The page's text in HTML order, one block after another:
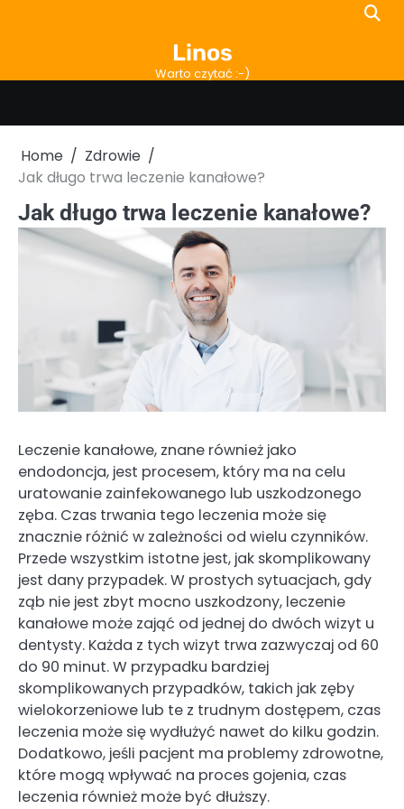
Linos
Warto czytać :-)
Home
Zdrowie
Jak długo trwa leczenie kanałowe?
Jak długo trwa leczenie kanałowe?
Leczenie kanałowe, znane również jako
endodoncja, jest procesem, który ma na celu
uratowanie zainfekowanego lub uszkodzonego
zęba. Czas trwania tego leczenia może się
znacznie różnić w zależności od wielu czynników.
Przede wszystkim istotne jest, jak skomplikowany
jest dany przypadek. W prostych sytuacjach, gdy
ząb nie jest zbyt mocno uszkodzony, leczenie
kanałowe może zająć od jednej do dwóch wizyt u
dentysty. Każda z tych wizyt trwa zazwyczaj od 60
do 90 minut. W przypadku bardziej
skomplikowanych przypadków, takich jak zęby
wielokorzeniowe lub te z trudnym dostępem, czas
leczenia może się wydłużyć nawet do kilku godzin.
Dodatkowo, jeśli pacjent ma problemy zdrowotne,
które mogą wpływać na proces gojenia, czas
leczenia również może być dłuższy.